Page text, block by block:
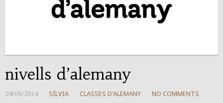
nivells d’alemany
24/09/2014 SÍLVIA CLASSES D'ALEMANY NO COMMENTS